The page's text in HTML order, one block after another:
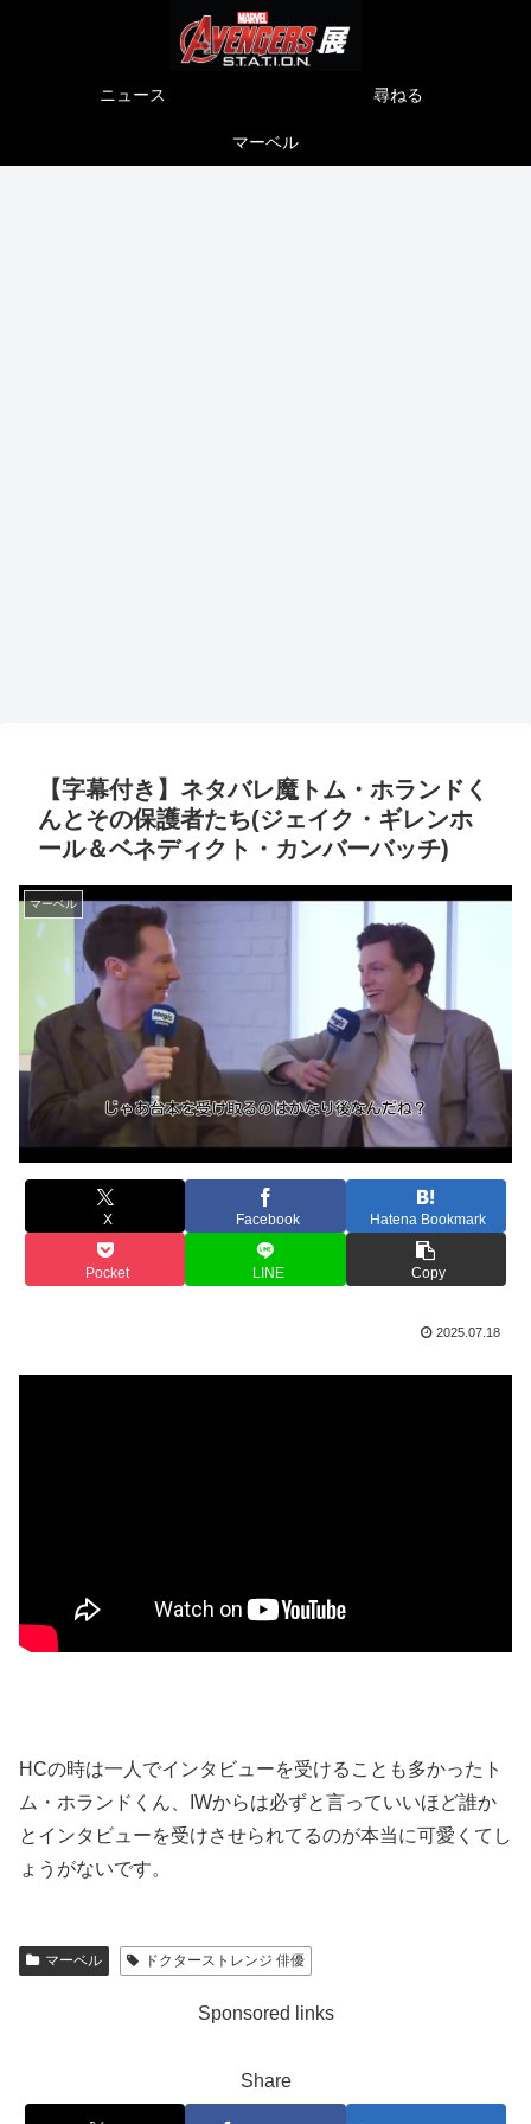
ニュース 尋ねる
マーベル
【字幕付き】ネタバレ魔トム・ホランドく
んとその保護者たち(ジェイク・ギレンホ
ール＆ベネディクト・カンバーバッチ)
マーベル
X Facebook Hatena Bookmark
Pocket LINE Copy
2025.07.18
HCの時は一人でインタビューを受けることも多かったト
ム・ホランドくん、IWからは必ずと言っていいほど誰か
とインタビューを受けさせられてるのが本当に可愛くてし
ょうがないです。
マーベル ドクターストレンジ 俳優
Sponsored links
Share